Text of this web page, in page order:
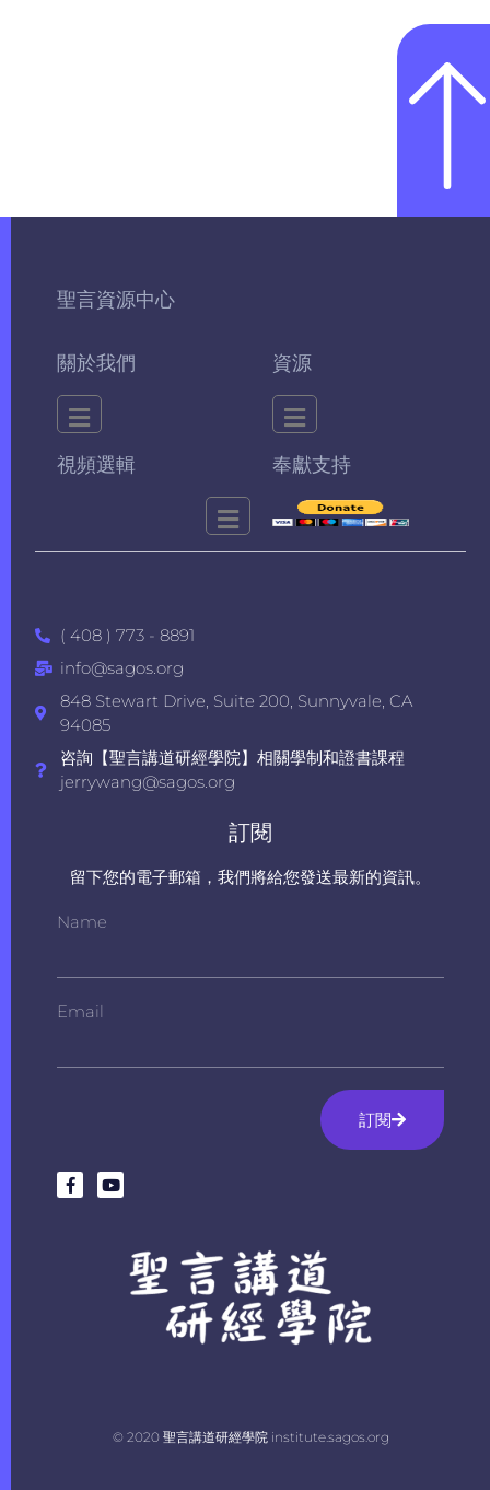
聖言資源中心
關於我們 資源
視頻選輯 奉獻支持
( 408 ) 773 - 8891
info@sagos.org
848 Stewart Drive, Suite 200, Sunnyvale, CA
94085
咨詢【聖言講道研經學院】相關學制和證書課程
jerrywang@sagos.org
訂閱
留下您的電子郵箱，我們將給您發送最新的資訊。
Name
Email
訂閱
© 2020 聖言講道研經學院 institute.sagos.org